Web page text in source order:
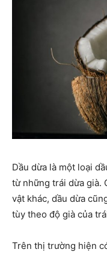
Dầu dừa là một loại
từ những trái dừa già.
vật khác, dầu dừa
tùy theo độ già của
Trên thị trường hiện